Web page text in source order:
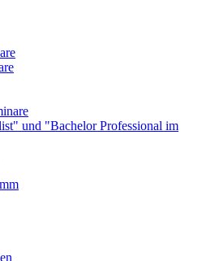
und "Bachelor Professional im